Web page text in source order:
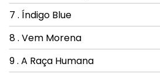
7 . Índigo Blue
8 . Vem Morena
9 . A Raça Humana